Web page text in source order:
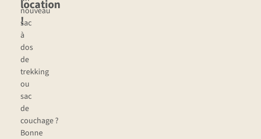
location
!
nouveau
sac
à
dos
de
trekking
ou
sac
de
couchage ?
Bonne